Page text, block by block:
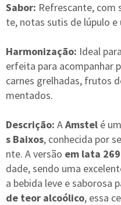
Sabor: Refrescante, com
te, notas sutis de lúpulo
Harmonização: Ideal
erfeita para acompanhar
carnes grelhadas, frutos
mentados.
Descrição: AAmstel é
s Baixos, conhecida por
nte. A versão em lata
dade, sendo uma
a bebida leve e saborosa
de teor alcoólico, essa